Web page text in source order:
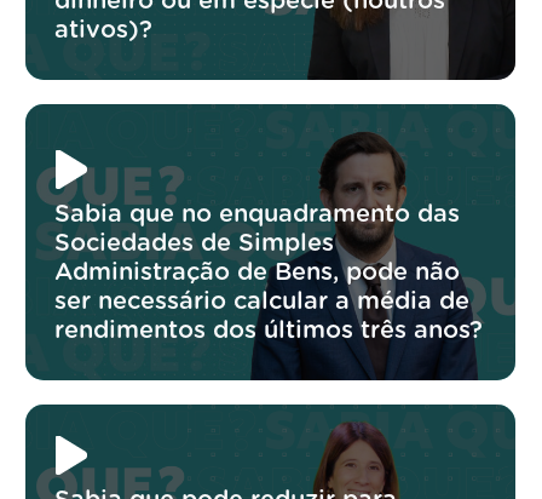
ativos)?
Sabia que no enquadramento das
Sociedades de Simples
Administração de Bens, pode não
ser necessário calcular a média de
rendimentos dos últimos três anos?